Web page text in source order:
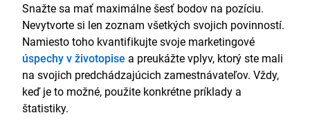
Snažte sa mať maximálne šesť bodov na pozíciu.
Nevytvorte si len zoznam všetkých svojich povinností.
Namiesto toho kvantifikujte svoje marketingové
úspechy v životopise a preukážte vplyv, ktorý ste mali
na svojich predchádzajúcich zamestnávateľov. Vždy,
keď je to možné, použite konkrétne príklady a
štatistiky.